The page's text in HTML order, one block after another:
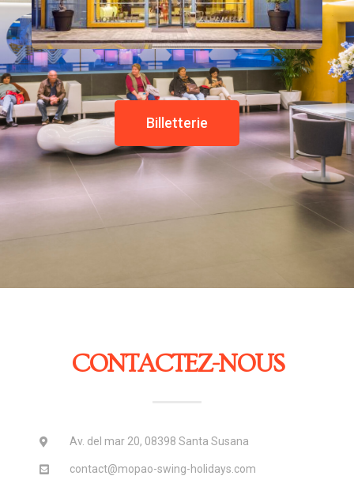
Billetterie
CONTACTEZ-NOUS
Av. del mar 20, 08398 Santa Susana
contact@mopao-swing-holidays.com